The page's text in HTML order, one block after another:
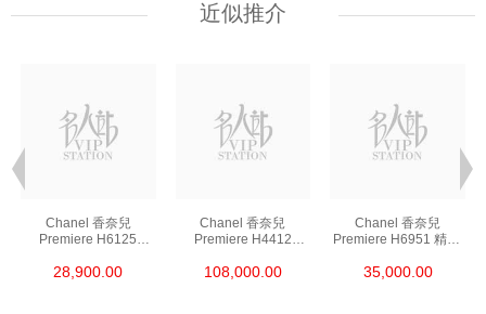
近似推介
Chanel 香奈兒
Premiere H6125
28,900.00
Chanel 香奈兒
Premiere H4412
108,000.00
Chanel 香奈兒
Premiere H6951 精鋼/
35,000.00